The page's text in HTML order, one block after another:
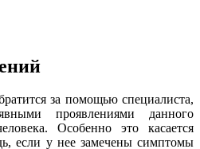
за помощью специалиста,
проявлениями данного
Особенно это касается
если у нее замечены симптомы